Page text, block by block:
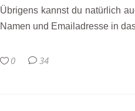
Übrigens kannst du natürlich
Namen und Emailadresse in
0 34